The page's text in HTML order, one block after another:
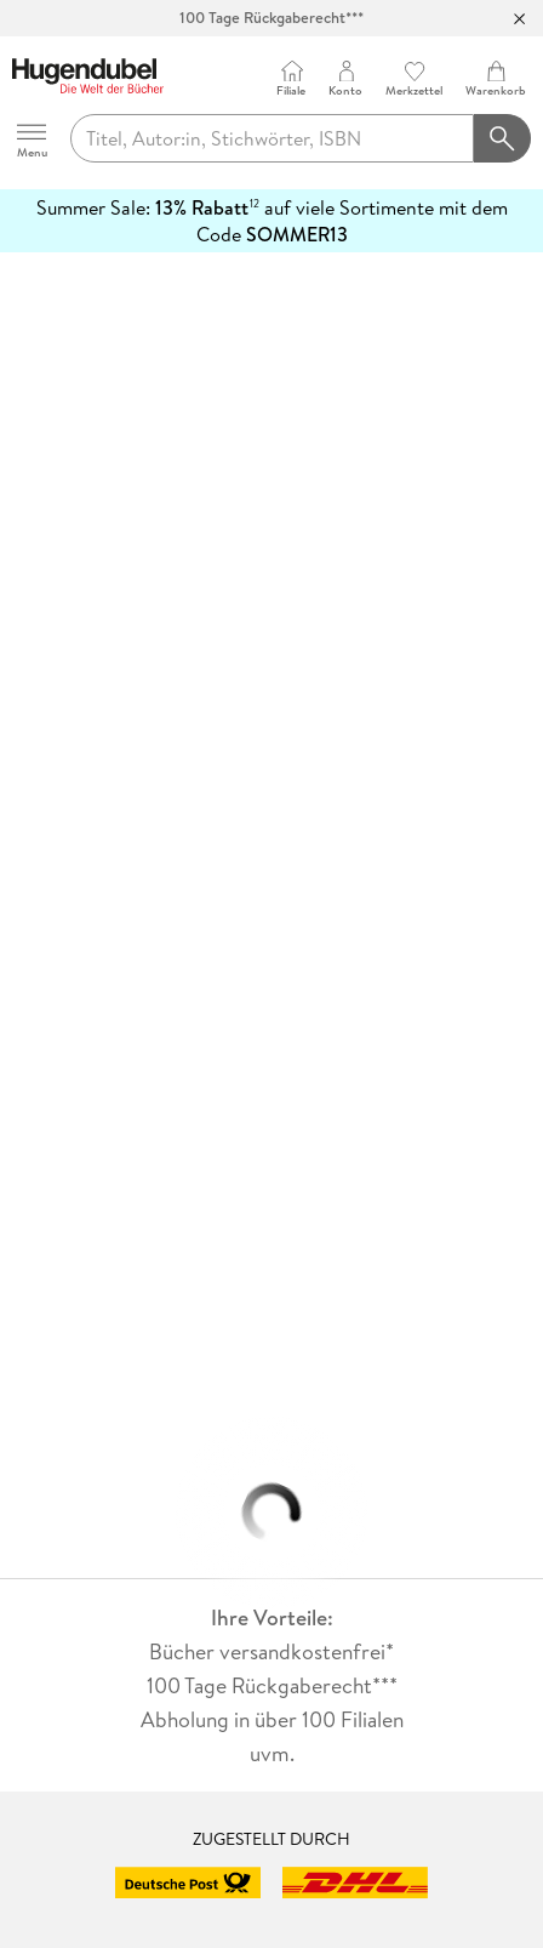
100 Tage Rückgaberecht***
Hugendubel
Menu
Filiale Konto Merkzettel Warenkorb
Summer Sale: 13% Rabatt12auf viele Sortimente mit dem
CodeSOMMER13
erfahren
Ihre Vorteile:
Bücher versandkostenfrei*
100 Tage Rückgaberecht***
Abholung in über 100 Filialen
uvm.
ZUGESTELLT DURCH